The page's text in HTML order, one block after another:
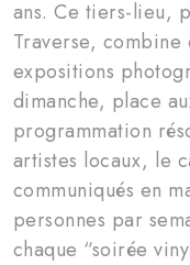
ans. Ce tiers-lieu,
Traverse, combine
expositions
dimanche, place
programmation
artistes locaux, le
communiqués en
personnes par
chaque “soirée